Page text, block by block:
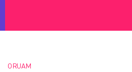
ORUAM